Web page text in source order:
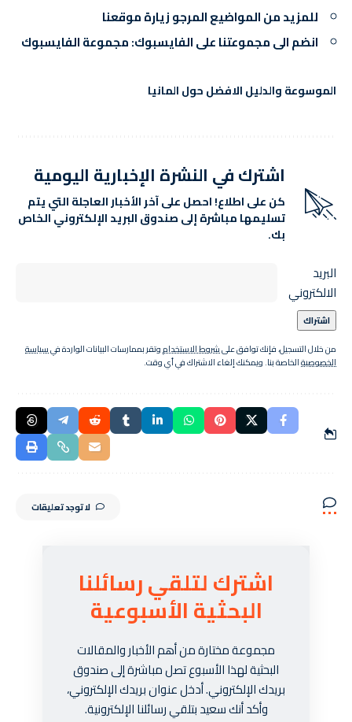
للمزيد من المواضيع المرجوزيارة موقعنا
انضم الى مجموعتنا على الفايسبوك:مجموعة الفايسبوك
الموسوعة والدليل الافضل حول المانيا
اشترك في النشرة الإخبارية اليومية
كن على اطلاع! احصل على آخر الأخبار العاجلة التي يتم
تسليمها مباشرة إلى صندوق البريد الإلكتروني الخاص
بك.
البريد
الالكتروني
من خلال التسجيل، فإنك توافق علىشروط الاستخداموتقر بممارسات البيانات الواردة فيسياسة
الخصوصيةالخاصة بنا. ويمكنك إلغاء الاشتراك في أي وقت.
لا توجد تعليقات
اشترك لتلقي رسائلنا
البحثية الأسبوعية
مجموعة مختارة من أهم الأخبار والمقالات
البحثية لهذا الأسبوع تصل مباشرة إلى صندوق
بريدك الإلكتروني. أدخل عنوان بريدك الإلكتروني،
وأكد أنك سعيد بتلقي رسائلنا الإلكترونية.